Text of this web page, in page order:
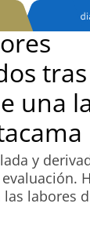
tras
una
y
labores